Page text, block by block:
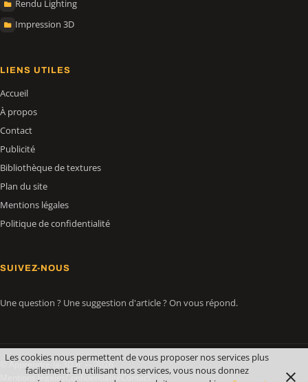
Rendu Lighting
Impression 3D
LIENS UTILES
Accueil
À propos
Contact
Publicité
Bibliothèque de textures
Plan du site
Mentions légales
Politique de confidentialité
SUIVEZ-NOUS
Une question ? Une suggestion d'article ? On vous répond.
© Apprendre-la-3D.fr — 2026
Mentions légalesConfidentialitéContact
Les cookies nous permettent de vous proposer nos services plus
facilement. En utilisant nos services, vous nous donnez